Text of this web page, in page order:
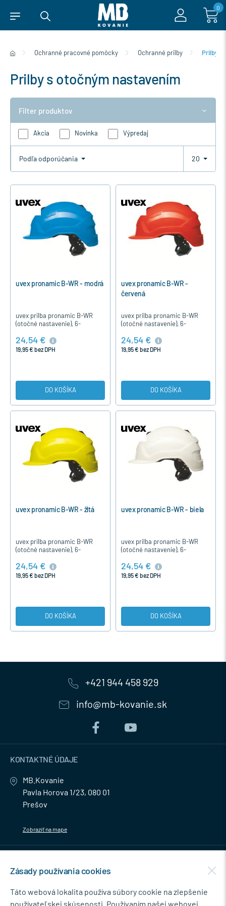
0
Ochranné pracovné pomôcky Ochranné prilby Prilby s
Prilby s otočným nastavením
Filter produktov
Akcia Novinka Výpredaj
Podľa odporúčania 20
uvex pronamic B-WR - modrá
uvex prilba pronamic B-WR
(otočné nastavenie), 6-
24,54 €
19,95 € bez DPH
DO KOŠÍKA
uvex pronamic B-WR -
červená
uvex prilba pronamic B-WR
(otočné nastavenie), 6-
24,54 €
19,95 € bez DPH
DO KOŠÍKA
uvex pronamic B-WR - žltá
uvex prilba pronamic B-WR
(otočné nastavenie), 6-
24,54 €
19,95 € bez DPH
DO KOŠÍKA
uvex pronamic B-WR - biela
uvex prilba pronamic B-WR
(otočné nastavenie), 6-
24,54 €
19,95 € bez DPH
DO KOŠÍKA
+421 944 458 929
info@mb-kovanie.sk
KONTAKTNÉ ÚDAJE
MB.Kovanie
Pavla Horova 1/23, 080 01
Prešov
Zobraziť na mape
NEWSLETTER
Zásady používania cookies
Táto webová lokalita používa súbory cookie na zlepšenie
používateľskej skúsenosti. Používaním našej webovej